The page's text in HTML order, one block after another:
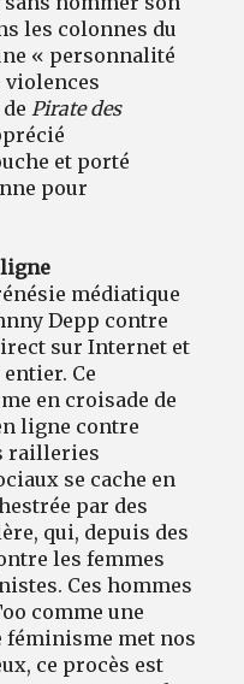
les colonnes du
« personnalité
violences
dePirate des
et porté
pour
médiatique
Depp contre
sur Internet et
Ce
en croisade de
ligne contre
railleries
se cache en
par des
qui, depuis des
les femmes
Ces hommes
comme une
féminisme met nos
ce procès est